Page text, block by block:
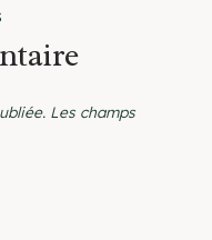
Les champs